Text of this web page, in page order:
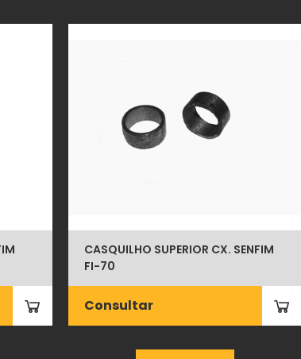
CASQUILHO SUPERIOR CX. SENFIM
FI-70
Consultar